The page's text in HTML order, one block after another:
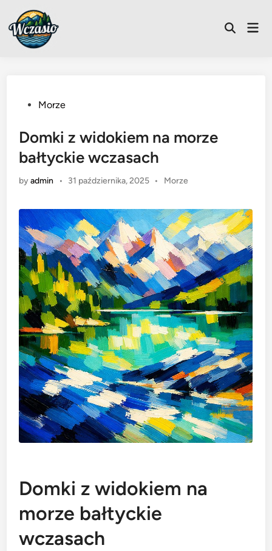
content
Open
PostedMorze
Domki z widokiem na morze
bałtyckie wczasach
byadmin • 31 października, 2025 •
Posted
Morze
Domki z widokiem na
morze bałtyckie
wczasach